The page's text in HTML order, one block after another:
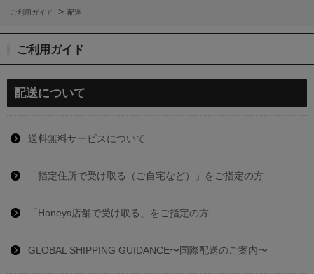
ご利用ガイド > 配達
ご利用ガイド
配送について
送料無料サービスについて
「指定住所で受け取る（ご自宅など）」をご指定の方
「Honeys店舗で受け取る」をご指定の方
GLOBAL SHIPPING GUIDANCE〜国際配送のご案内〜